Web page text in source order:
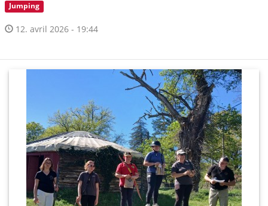
Jumping
12. avril 2026 - 19:44